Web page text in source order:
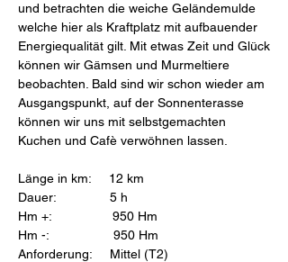
und betrachten die weiche Geländemulde
welche hier als Kraftplatz mit aufbauender
Energiequalität gilt. Mit etwas Zeit und Glück
können wir Gämsen und Murmeltiere
beobachten. Bald sind wir schon wieder am
Ausgangspunkt, auf der Sonnenterasse
können wir uns mit selbstgemachten
Kuchen und Cafè verwöhnen lassen.
Länge in km: 12 km
Dauer: 5 h
Hm +: 950 Hm
Hm -: 950 Hm
Anforderung: Mittel (T2)